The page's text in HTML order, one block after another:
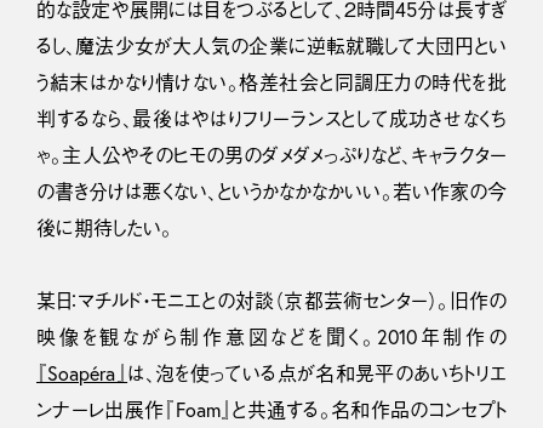
的な設定や展開には目をつぶるとして、２時間45分は長すぎ
るし、魔法少女が大人気の企業に逆転就職して大団円とい
う結末はかなり情けない。格差社会と同調圧力の時代を批
判するなら、最後はやはりフリーランスとして成功させなくち
ゃ。主人公やそのヒモの男のダメダメっぷりなど、キャラクター
の書き分けは悪くない、というかなかなかいい。若い作家の今
後に期待したい。
某日：マチルド・モニエとの対談（京都芸術センター）。旧作の
映像を観ながら制作意図などを聞く。2010年制作の
『Soapéra』 は、泡を使っている点が名和晃平のあいちトリエ
ンナーレ出展作『Foam』と共通する。名和作品のコンセプト